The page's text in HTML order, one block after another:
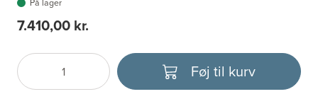
På lager
7.410,00 kr.
Antal
Vælg enhed Føj til kurv